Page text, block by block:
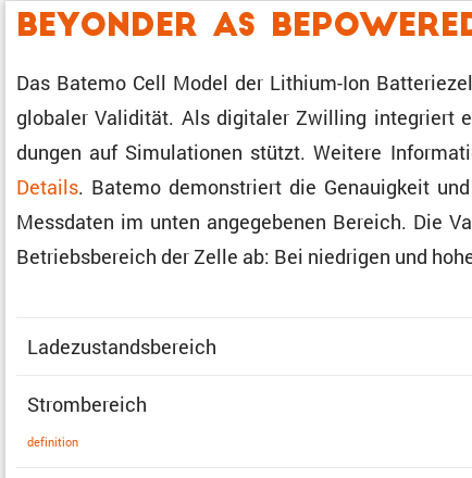
Beyonder AS
Das Batemo Cell Model der Lithium-Ion
globaler Validität. Als digitaler Zwilling integriert
dungen auf Simula­tionen stützt. Weitere
Details. Batemo demons­triert die Genau­ig­keit
Messdaten im unten angege­benen Bereich. Die
Betriebs­be­reich der Zelle ab: Bei niedrigen und
Ladezu­stands­be­reich
Strom­be­reich
defini­tion